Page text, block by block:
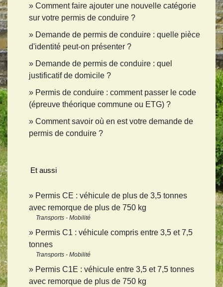
Comment faire ajouter une nouvelle catégorie
sur votre permis de conduire ?
Demande de permis de conduire : quelle pièce
d'identité peut-on présenter ?
Demande de permis de conduire : quel
justificatif de domicile ?
Permis de conduire : comment passer le code
(épreuve théorique commune ou ETG) ?
Comment savoir où en est votre demande de
permis de conduire ?
Et aussi
Permis CE : véhicule de plus de 3,5 tonnes
avec remorque de plus de 750 kg
Transports - Mobilité
Permis C1 : véhicule compris entre 3,5 et 7,5
tonnes
Transports - Mobilité
Permis C1E : véhicule entre 3,5 et 7,5 tonnes
avec remorque de plus de 750 kg